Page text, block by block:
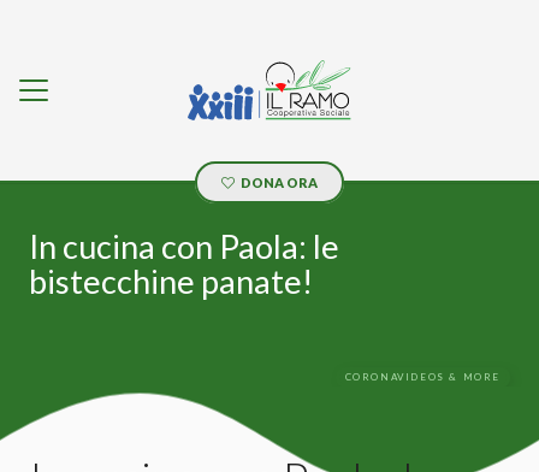
DONA ORA
In cucina con Paola: le
bistecchine panate!
CORONAVIDEOS & MORE